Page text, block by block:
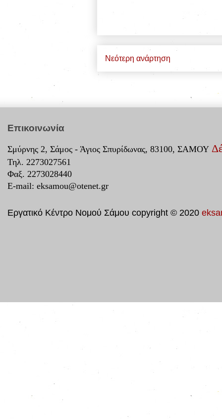
Νεότερη ανάρτηση
Επικοινωνία
Σμύρνης 2, Σάμος - Άγιος Σπυρίδωνας, 83100, ΣΑΜΟΥ
Τηλ. 2273027561
Φαξ. 2273028440
E-mail: eksamou@otenet.gr
Εργατικό Κέντρο Νομού Σάμου copyright © 2020